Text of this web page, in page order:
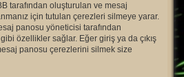
tarafından oluşturulan ve mesaj
için tutulan çerezleri silmeye yarar.
panosu yöneticisi tarafından
özellikler sağlar. Eğer giriş ya da çıkış
panosu çerezlerini silmek size